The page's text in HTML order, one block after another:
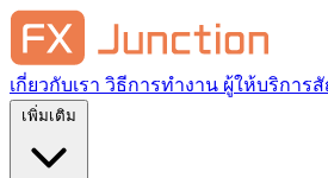
เกี่ยวกับเรา วิธีการทำงาน ผู้ให้บริกา